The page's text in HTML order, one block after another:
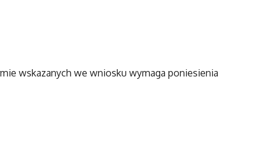
wskazanych we wniosku wymaga poniesienia